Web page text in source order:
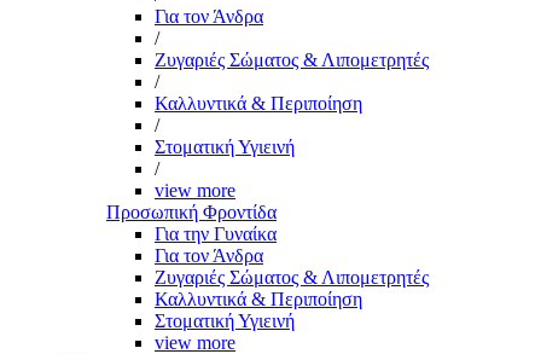
Για τον Άνδρα
/
Ζυγαριές Σώματος & Λιπομετρητές
/
Καλλυντικά & Περιποίηση
/
Στοματική Υγιεινή
/
view more
Προσωπική Φροντίδα
Για την Γυναίκα
Για τον Άνδρα
Ζυγαριές Σώματος & Λιπομετρητές
Καλλυντικά & Περιποίηση
Στοματική Υγιεινή
view more